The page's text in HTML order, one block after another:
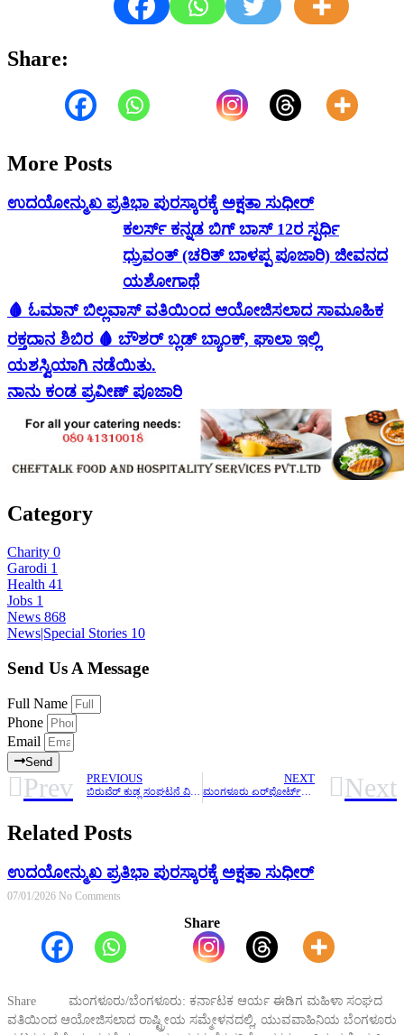
Share:
More Posts
ಉದಯೋನ್ಮುಖ ಪ್ರತಿಭಾ ಪುರಸ್ಕಾರಕ್ಕೆ ಅಕ್ಷತಾ ಸುಧೀರ್
ಕಲರ್ಸ್ ಕನ್ನಡ ಬಿಗ್ ಬಾಸ್ 12ರ ಸ್ಪರ್ಧಿ
ಧ್ರುವಂತ್ (ಚರಿತ್ ಬಾಳಪ್ಪ ಪೂಜಾರಿ) ಜೀವನದ
ಯಶೋಗಾಥೆ
🩸 ಓಮಾನ್ ಬಿಲ್ಲವಾಸ್ ವತಿಯಿಂದ ಆಯೋಜಿಸಲಾದ ಸಾಮೂಹಿಕ
ರಕ್ತದಾನ ಶಿಬಿರ 🩸 ಬೌಶರ್ ಬ್ಲಡ್ ಬ್ಯಾಂಕ್, ಘಾಲಾ ಇಲ್ಲಿ
ಯಶಸ್ವಿಯಾಗಿ ನಡೆಯಿತು.
ನಾನು ಕಂಡ ಪ್ರವೀಣ್ ಪೂಜಾರಿ
Category
Charity 0
Garodi 1
Health 41
Jobs 1
News 868
News|Special Stories 10
Send Us A Message
Full Name
Phone
Email
Send
Prev PREVIOUS NEXT
ಮಂಗಳೂರು ಏರ್‌ಪೋರ್ಟ್‌ಗೆ ಕೋಟಿ-ಚೆನ್ನಯ ಹೆಸರಿಡುವಂತೆ ಒತ್ತಾಯಿಸಿ ಬಿಲ್ಲವ ಬ್ರಿಗೇಡ್‌ನಿಂದ ಸ್ಟಿಕ್ಕರ್‌ ಅಭಿಯಾನ Next
Related Posts
ಉದಯೋನ್ಮುಖ ಪ್ರತಿಭಾ ಪುರಸ್ಕಾರಕ್ಕೆ ಅಕ್ಷತಾ ಸುಧೀರ್
07/01/2026 No Comments
Share
Share ಮಂಗಳೂರು/ಬೆಂಗಳೂರು: ಕರ್ನಾಟಕ ಆರ್ಯ ಈಡಿಗ ಮಹಿಳಾ ಸಂಘದ
ವತಿಯಿಂದ ಆಯೋಜಿಸಲಾದ ರಾಷ್ಟ್ರೀಯ ಸಮ್ಮೇಳನದಲ್ಲಿ, ಯುವವಾಹಿನಿಯ ಬೆಂಗಳೂರು